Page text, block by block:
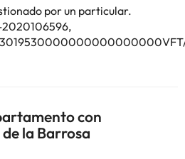
53 km.
celebrar despedidas de soltero
Gestionado por un particular
contáctanos.
por un particular.
2020106596,
con
la Barrosa